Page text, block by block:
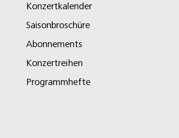
Konzertkalender
Saisonbroschüre
Abonnements
Konzertreihen
Programmhefte